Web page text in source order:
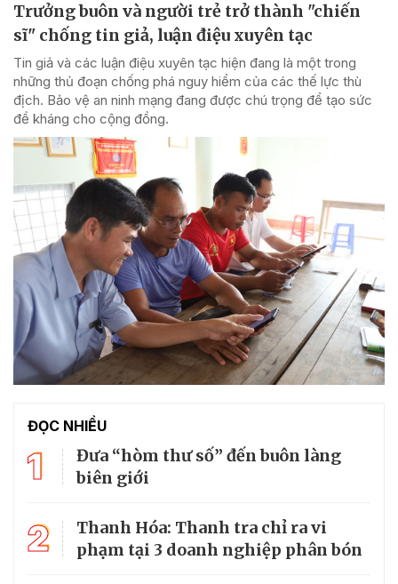
Trưởng buôn và người trẻ trở thành "chiến
sĩ" chống tin giả, luận điệu xuyên tạc
Tin giả và các luận điệu xuyên tạc hiện đang là một trong
những thủ đoạn chống phá nguy hiểm của các thế lực thù
địch. Bảo vệ an ninh mạng đang được chú trọng để tạo sức
đề kháng cho cộng đồng.
ĐỌC NHIỀU
1
Đưa “hòm thư số” đến buôn làng
biên giới
2
Thanh Hóa: Thanh tra chỉ ra vi
phạm tại 3 doanh nghiệp phân bón